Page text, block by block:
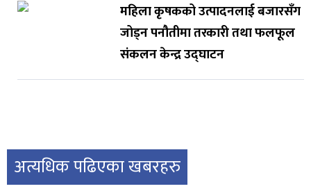
महिला कृषकको उत्पादनलाई बजारसँग
जोड्न पनौतीमा तरकारी तथा फलफूल
संकलन केन्द्र उद्घाटन
अत्यधिक पढिएका खबरहरु